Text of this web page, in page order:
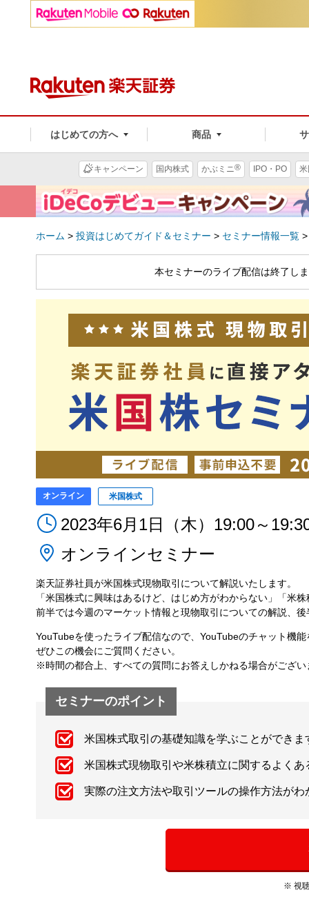
はじめての方へ 商品
キャンペーン 国内株式 かぶミニ® IPO・PO
ホーム > 投資はじめてガイド＆セミナー > セミナー情報一覧
本セミナーのライブ配信は終了し
オンライン 米国株式
2023年6月1日（木）19:00～
オンラインセミナー
楽天証券社員が米国株式現物取引について解説いたします。
「米国株式に興味はあるけど、はじめ方がわからない」「米
前半では今週のマーケット情報と現物取引についての解説、
YouTubeを使ったライブ配信なので、YouTubeのチャット機
ぜひこの機会にご質問ください。
※時間の都合上、すべての質問にお答えしかねる場合がござい
セミナーのポイント
米国株式取引の基礎知識を学ぶことができま
米国株式現物取引や米株積立に関するよく
実際の注文方法や取引ツールの操作方法がわ
※ 視